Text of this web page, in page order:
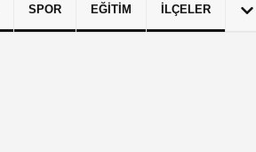
SPOR EĞITIM İLÇELER